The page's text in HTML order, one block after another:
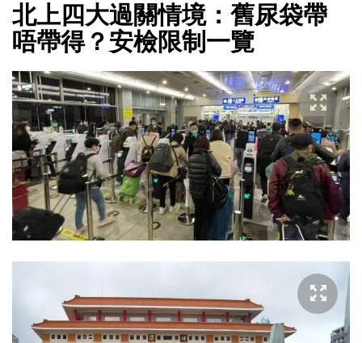
北上四大過關情境：舊尿袋帶
唔帶得？安檢限制一覽